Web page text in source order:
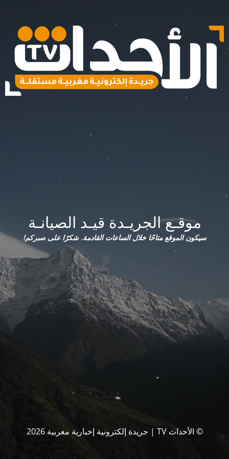
موقـع الجريـدة قيـد الصيانـة
سيكون الموقع متاحًا خلال الساعات القادمة. شكرًا على صبركم!
© الأحداث TV | جريدة إلكترونية إخبارية مغربية 2026